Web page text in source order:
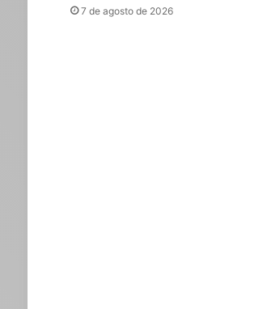
7 de agosto de 2026